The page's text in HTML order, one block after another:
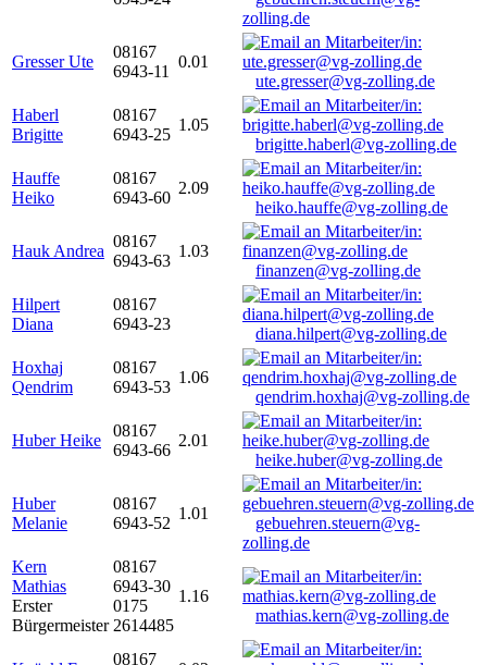
zolling.de
Gresser Ute
08167
6943-11
0.01
ute.gresser@vg-zolling.de
Haberl
Brigitte
08167
6943-25
1.05
brigitte.haberl@vg-zolling.de
Hauffe
Heiko
08167
6943-60
2.09
heiko.hauffe@vg-zolling.de
Hauk Andrea
08167
6943-63
1.03
finanzen@vg-zolling.de
Hilpert
Diana
08167
6943-23
diana.hilpert@vg-zolling.de
Hoxhaj
Qendrim
08167
6943-53
1.06
qendrim.hoxhaj@vg-zolling.de
Huber Heike
08167
6943-66
2.01
heike.huber@vg-zolling.de
Huber
Melanie
08167
6943-52
1.01
gebuehren.steuern@vg-
zolling.de
Kern
Mathias
Erster
Bürgermeister
08167
6943-30
0175
2614485
1.16
mathias.kern@vg-zolling.de
08167